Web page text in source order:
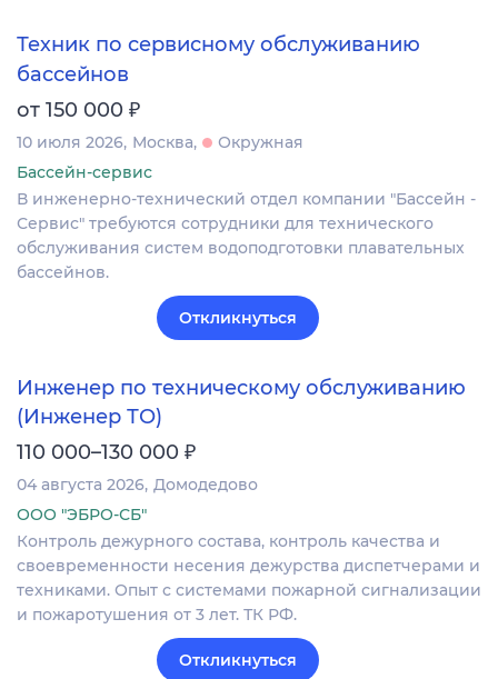
Техник по сервисному обслуживанию
бассейнов
от 150 000 ₽
10 июля 2026 Москва
Окружная
Бассейн-сервис
В инженерно-технический отдел компании "Бассейн -
Сервис" требуются сотрудники для технического
обслуживания систем водоподготовки плавательных
бассейнов.
Откликнуться
Инженер по техническому обслуживанию
(Инженер ТО)
110 000–130 000 ₽
04 августа 2026 Домодедово
ООО "ЭБРО-СБ"
Контроль дежурного состава, контроль качества и
своевременности несения дежурства диспетчерами и
техниками. Опыт с системами пожарной сигнализации
и пожаротушения от 3 лет. ТК РФ.
Откликнуться